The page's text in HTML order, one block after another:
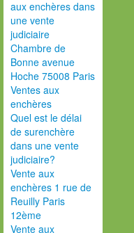
aux enchères dans
une vente
judiciaire
Chambre de
Bonne avenue
Hoche 75008 Paris
Ventes aux
enchères
Quel est le délai
de surenchère
dans une vente
judiciaire?
Vente aux
enchères 1 rue de
Reuilly Paris
12ème
Vente aux